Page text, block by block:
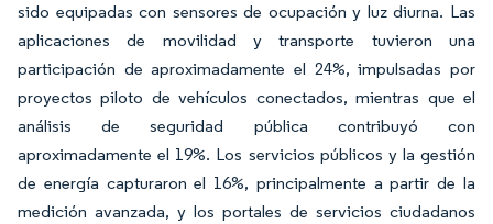
sido equipadas con sensores de ocupación y luz diurna. Las
aplicaciones de movilidad y transporte tuvieron una
participación de aproximadamente el 24%, impulsadas por
proyectos piloto de vehículos conectados, mientras que el
análisis de seguridad pública contribuyó con
aproximadamente el 19%. Los servicios públicos y la gestión
de energía capturaron el 16%, principalmente a partir de la
medición avanzada, y los portales de servicios ciudadanos